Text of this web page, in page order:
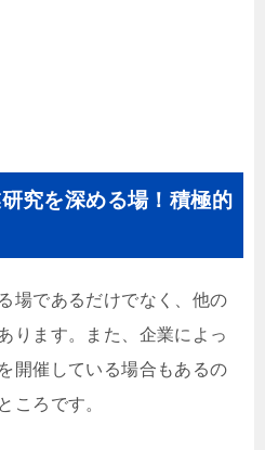
究を深める場！積極的
場であるだけでなく、他の
ります。また、企業によっ
開催している場合もあるの
ころです。